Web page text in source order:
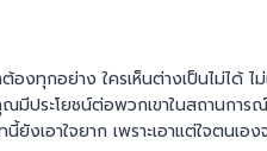
กอย่าง ใครเห็นต่างเป็นไม่ได้ ไ
ประโยชน์ต่อพวกเขาในสถานการ
เอาใจยาก เพราะเอาแต่ใจตนเอง